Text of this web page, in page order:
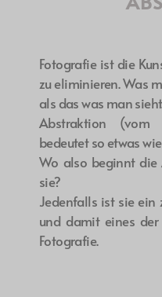
Fotografie ist die
zu eliminieren. Was
als das was man
Abstraktion (vom
bedeutet so etwas
Wo also beginnt
sie?
Jedenfalls ist sie ein
und damit eines der
Fotografie.